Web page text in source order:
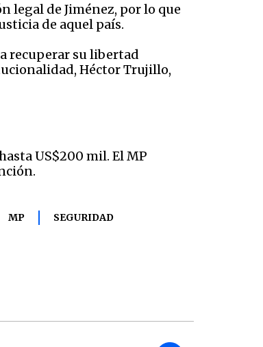
legal de Jiménez, por lo que
de aquel país.
recuperar su libertad
Héctor Trujillo,
US$200 mil. El MP
MP SEGURIDAD